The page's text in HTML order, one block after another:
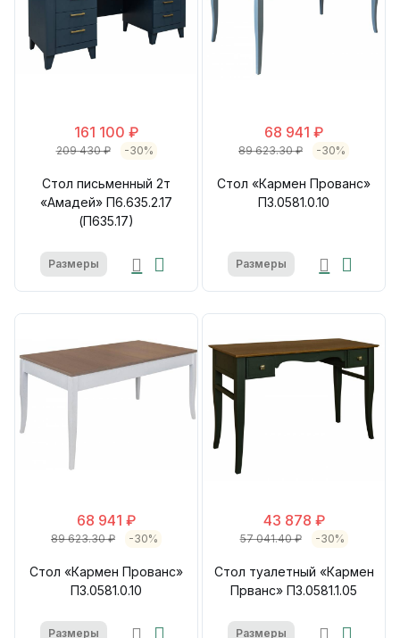
161 100 ₽
209 430 ₽ -30%
Стол письменный 2т
«Амадей» П6.635.2.17
(П635.17)
Размеры
68 941 ₽
89 623.30 ₽ -30%
Стол «Кармен Прованс»
П3.0581.0.10
Размеры
68 941 ₽
89 623.30 ₽ -30%
Стол «Кармен Прованс»
П3.0581.0.10
Размеры
43 878 ₽
57 041.40 ₽ -30%
Стол туалетный «Кармен
Прванс» П3.0581.1.05
Размеры